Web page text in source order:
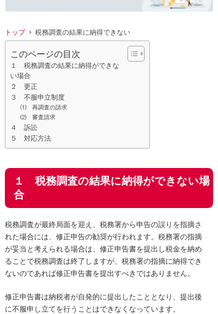
トップ 税務調査の結果に納得できない
このページの目次
１ 税務調査の結果に納得ができな
い場合
２ 更正
３ 不服申立制度
⑴ 再調査の請求
⑵ 審査請求
４ 訴訟
５ 対応方法
１ 税務調査の結果に納得ができない場
合
税務調査が最終局面を迎え、税務署から申告の誤りを指摘さ
れた場合には、修正申告の勧奨が行われます。税務署の指摘
が妥当と考えられる場合は、修正申告書を提出し税金を納め
ることで税務調査は終了しますが、税務署の指摘に納得でき
ないのであれば修正申告書を提出すべきではありません。
修正申告書は納税者が自発的に提出したこととなり、提出後
に不服申し立てを行うことはできなくなっています。